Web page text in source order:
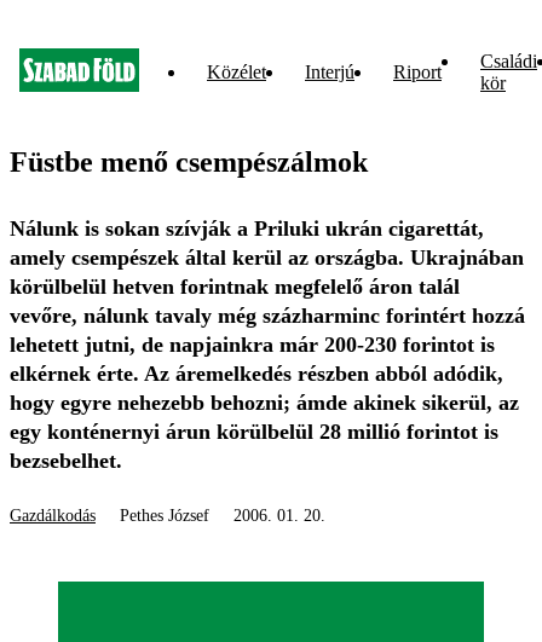
Közélet Interjú Riport
Családi
kör
Füstbe menő csempészálmok
Nálunk is sokan szívják a Priluki ukrán cigarettát,
amely csempészek által kerül az országba. Ukrajnában
körülbelül hetven forintnak megfelelő áron talál
vevőre, nálunk tavaly még százharminc forintért hozzá
lehetett jutni, de napjainkra már 200-230 forintot is
elkérnek érte. Az áremelkedés részben abból adódik,
hogy egyre nehezebb behozni; ámde akinek sikerül, az
egy konténernyi árun körülbelül 28 millió forintot is
bezsebelhet.
Gazdálkodás Pethes József 2006. 01. 20.